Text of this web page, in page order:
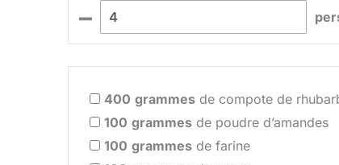
–
400 grammes de compote de
100 grammes de poudre d’amandes
100 grammes de farine